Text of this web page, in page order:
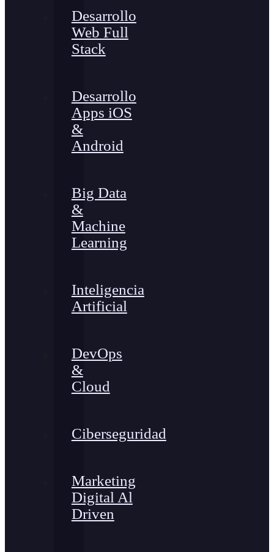
Desarrollo
Web Full
Stack
Desarrollo
Apps iOS
&
Android
Big Data
&
Machine
Learning
Inteligencia
Artificial
DevOps
&
Cloud
Ciberseguridad
Marketing
Digital Al
Driven